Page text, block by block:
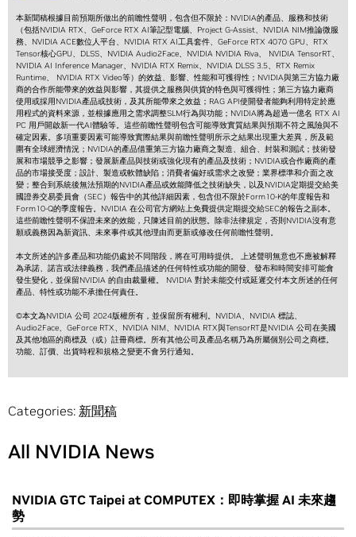
本新聞稿根據目前預期所做出的前瞻性聲明，包含但不限於：NVIDIA的產品、服務和技術
（包括NVIDIA RTX、GeForce RTX AI筆記型電腦、Project G-Assist、NVIDIA NIM推論微服
務、NVIDIA ACE數位人平台、NVIDIA RTX AI工具套件、GeForce RTX 4070 GPU、RTX
Tensor核心GPU、DLSS、NVIDIA Audio2Face、NVIDIA NVIDIA Riva、 NVIDIA TensorRT、
NVIDIA AI Inference Manager、NVIDIA RTX Remix、NVIDIA DLSS 3.5、RTX Remix
Runtime、 NVIDIA RTX Video等）的效益、影響、性能和可獲得性；NVIDIA與第三方協力廠
商的合作所能帶來的效益與影響，其提供之服務與供貨的特色與可獲得性；第三方協力廠商
使用或採用NVIDIA產品或技術，及其所能帶來之效益；RAG API使開發者能夠利用特定於應
用程式的資料來源，並根據應用之需求調整SLM行為與功能；NVIDIA將為超過一億名 RTX AI
PC 用戶開啟新一代AI體驗等。這些前瞻性聲明包含可能導致實質結果與預期不符之風險與不
確定因素。多項重要因素可能導致實際結果與前瞻性聲明所示之結果出現重大差異，所及範
圍有全球經濟情況；NVIDIA的產品借重第三方協力廠商之製造、組合、封裝和測試；技術發
展和市場競爭之影響；發展新產品與技術或強化現有的產品及技術；NVIDIA或合作廠商的產
品的市場接受度；設計、製造或軟體缺陷；消費者偏好或需求之改變；業界標準和介面之改
變；整合到系統後無法預期的NVIDIA產品或效能降低之技術缺失，以及NVIDIA定期提交給美
國證券交易委員會（SEC）報告中的其他詳細因素，包含但不限於Form10-K的年度報告和
Form10-Q的季度報告。NVIDIA 在公司官方網站上免費提供定期提交給SEC的報告之副本。
這些前瞻性聲明不保證未來的效能，只陳述目前的狀態。除非法律規定，否則NVIDIA沒有意
願或義務因為新資訊、未來事件或其他理由而更新或修改任何前瞻性聲明。
本文所述的許多產品和功能仍處於不同階段，將在可用時提供。 上述聲明無意也不應被解釋
為承諾、諾言或法律義務，我們產品描述的任何特性或功能的開發、發布和時間安排可能會
發生變化，並保留NVIDIA 的自由裁量權。 NVIDIA 對於未能交付或延遲交付本文所述的任何
產品、特性或功能不承擔任何責任。
©本文為NVIDIA 公司 2024版權所有，並保留所有權利。NVIDIA、NVIDIA 標誌、
Audio2Face、GeForce RTX、NVIDIA NIM、NVIDIA RTX與TensorRT是NVIDIA 公司在美國
及其他地區的商標及（或）註冊商標。所有其他公司及產品名稱乃為所屬個別公司之商標。
功能、訂價、出貨時程和規格之變更不會另行通知。
Categories: 新聞稿
All NVIDIA News
NVIDIA GTC Taipei at COMPUTEX：即時掌握 AI 未來趨
勢